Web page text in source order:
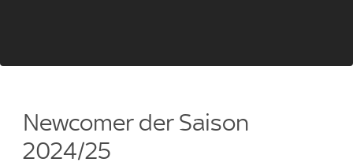
Newcomer der Saison
2024/25